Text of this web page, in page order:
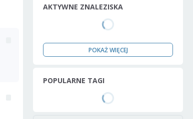
AKTYWNE ZNALEZISKA
POKAŻ WIĘCEJ
POPULARNE TAGI